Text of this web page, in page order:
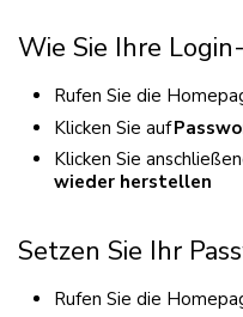
Wie Sie Ihre
Rufen Sie die
Klicken Sie auf
Klicken Sie
wieder herstellen
Setzen Sie Ihr
Rufen Sie die